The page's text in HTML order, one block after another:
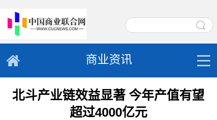
商业资讯
北斗产业链效益显著 今年产值有望
超过4000亿元